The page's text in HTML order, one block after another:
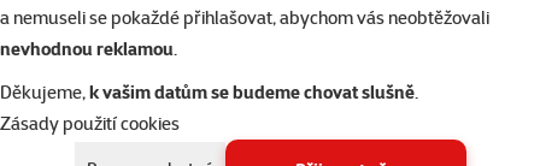
a nemuseli se pokaždé přihlašovat, abychom vás neobtěžovali
nevhodnou reklamou.
Děkujeme,k vašim datům se budeme chovat slušně.
Zásady použití cookies
Velikost: L.
Barva: bílá/šedá.
Materiál
Plast